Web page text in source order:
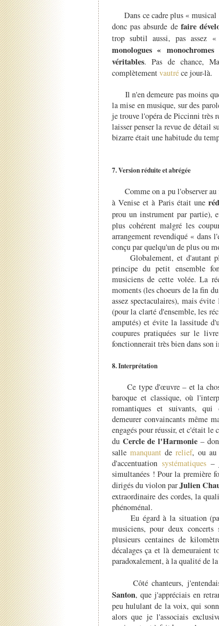
Dans ce cadre plus «
donc pas absurde defaire
trop subtil aussi, pas assez
monologues «
véritables. Pas de chance,
complètementvautréce jour-là.
Il n'en demeure pas moins
la mise en musique, sur des
je trouve l'opéra de Piccinni très
laisser penser la revue de détail
bizarre était une habitude du
7. Version réduite et abrégée
Comme on a pu l'observer
à Venise et à Paris était une
prou un instrument par partie),
plus cohérent malgré les
arrangement revendiqué « dans
conçu par quelqu'un de plus ou
Globalement, et d'autant
principe du petit ensemble
musiciens de cette volée. La
moments (les choeurs de la fin
assez spectaculaires), mais
(pour la clarté d'ensemble, les
amputés) et évite la lassitude
coupures pratiquées sur le
fonctionnerait très bien dans son
8. Interprétation
Ce type d'œuvre– et la
baroque et classique, où
romantiques et suivants, qui
demeurer convaincants même
engagés pour réussir, et c'était le
du Cercle de l'Harmonie –
salle manquant derelief, ou au
d'accentuation systématiques–
simultanées ! Pour la première
dirigés du violon parJulien
extraordinaire des cordes, la
phénoménal.
Eu égard à la situation
musiciens, pour deux
plusieurs centaines de
décalages ça et là demeuraient
paradoxalement, à la qualité de
Côté chanteurs,
Santon, que j'appréciais en
peu hululant de la voix, qui
alors que je l'associais